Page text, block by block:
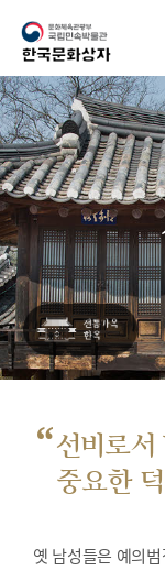
“선비로서
중요한
옛 남성들은 예의